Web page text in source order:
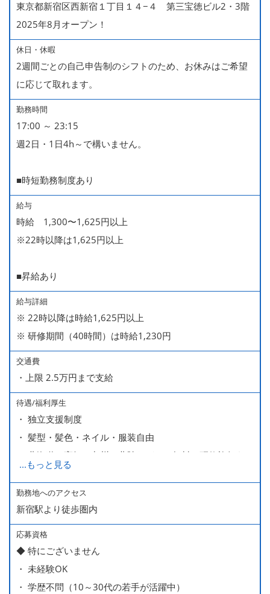
東京都新宿区西新宿１丁目１４−４ 第三宝徳ビル2・3階
2025年8月オープン！
休日・休暇
2週間ごとの自己申告制のシフトのため、お休みはご希望
に応じて取れます。
勤務時間
17:00 ～ 23:15
週2日・1日4h～で構いません。
■時短勤務制度あり
給与
時給 1,300〜1,625円以上
※22時以降は1,625円以上
■昇給あり
給与詳細
※ 22時以降は時給1,625円以上
※ 研修期間（40時間）は時給1,230円
交通費
・上限 2.5万円まで支給
待遇/福利厚生
・ 独立支援制度
・ 髪型・髪色・ネイル・服装自由
・ 北海道や高知、九州、北陸などへの無料の研修旅行あり
ます
・ 無料の美味しい まかない食 あり
...もっと見る
勤務地へのアクセス
新宿駅より徒歩圏内
応募資格
◆ 特にございません
・ 未経験OK
・ 学歴不問（10～30代の若手が活躍中）